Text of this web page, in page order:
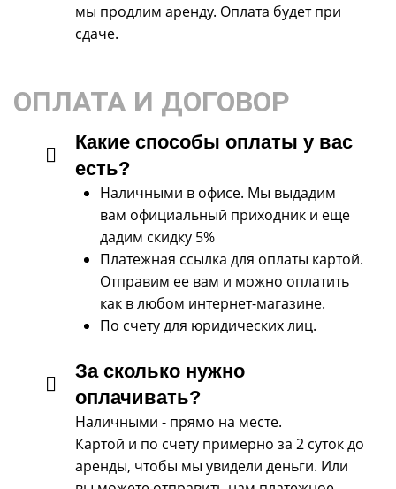
мы продлим аренду. Оплата будет при
сдаче.
ОПЛАТА И ДОГОВОР
Какие способы оплаты у вас
есть?
Наличными в офисе. Мы выдадим
вам официальный приходник и еще
дадим скидку 5%
Платежная ссылка для оплаты картой.
Отправим ее вам и можно оплатить
как в любом интернет-магазине.
По счету для юридических лиц.
За сколько нужно
оплачивать?
Наличными - прямо на месте.
Картой и по счету примерно за 2 суток до
аренды, чтобы мы увидели деньги. Или